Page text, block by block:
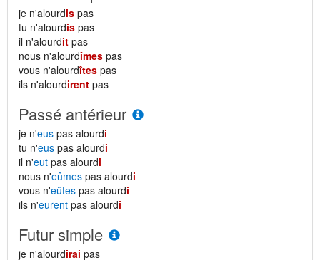
je n'alourdis pas
tu n'alourdis pas
il n'alourdit pas
nous n'alourdîmes pas
vous n'alourdîtes pas
ils n'alourdirent pas
Passé antérieur
je n'eus pas alourdi
tu n'eus pas alourdi
il n'eut pas alourdi
nous n'eûmes pas alourdi
vous n'eûtes pas alourdi
ils n'eurent pas alourdi
Futur simple
je n'alourdirai pas